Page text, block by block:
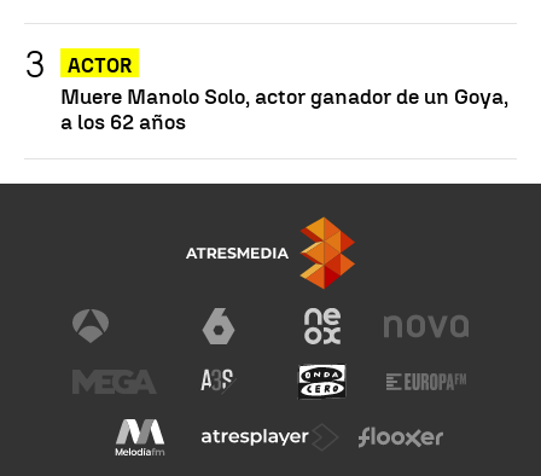
ACTOR
Muere Manolo Solo, actor ganador de un Goya,
a los 62 años